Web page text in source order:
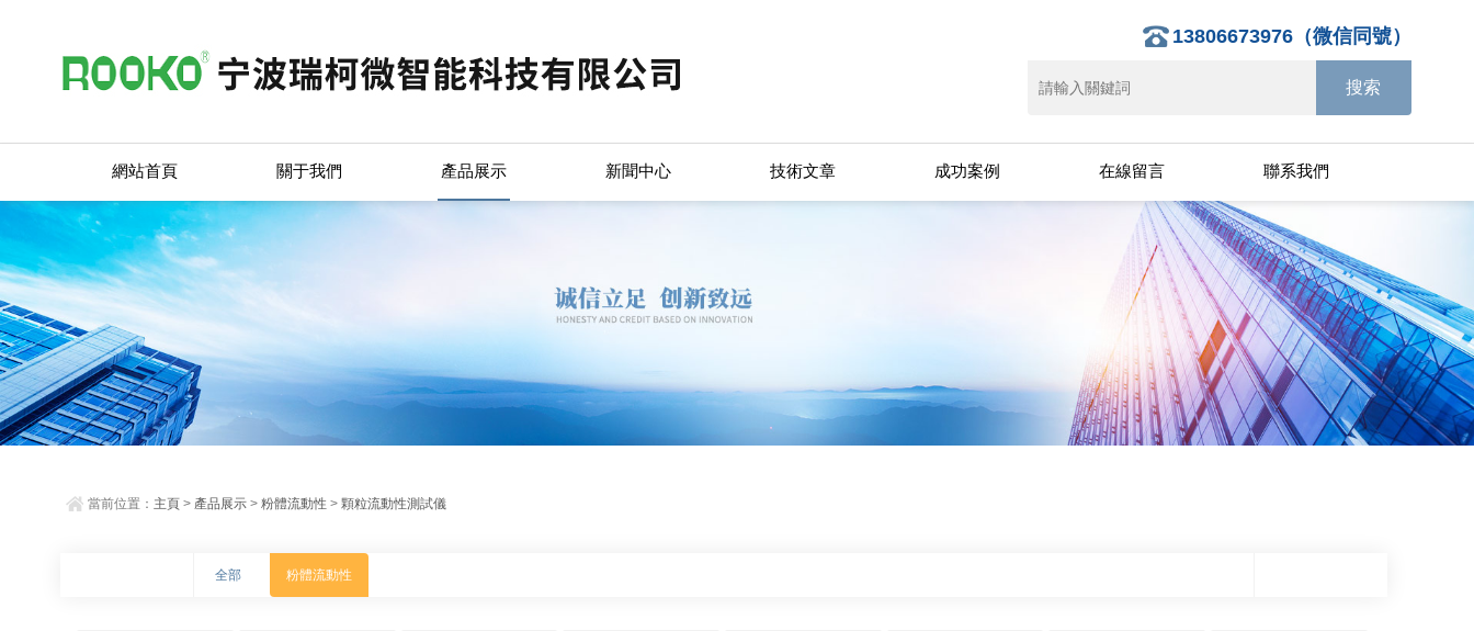
13806673976（微信同號）
網站首頁 關于我們 產品展示 新聞中心 技術文章 成功案例 在線留言 聯系我們
當前位置： 主頁 > 產品展示 >粉體流動性 >顆粒流動性測試儀
全部 粉體流動性